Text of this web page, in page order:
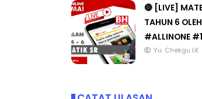
🔴 [LIVE]
TAHUN 6
#ALLINONE
Yu. Chekgu LK